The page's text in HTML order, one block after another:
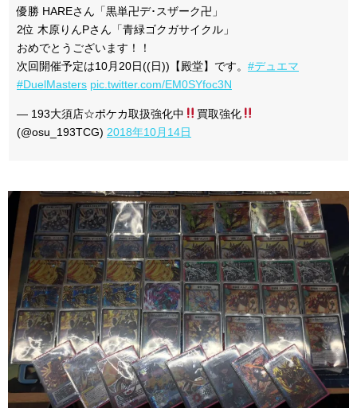
優勝 HAREさん「黒単卍デ･スザーク卍」
2位 木原りんPさん「青緑ゴクガサイクル」
おめでとうございます！！
次回開催予定は10月20日((日))【殿堂】です。 #デュエマ
#DuelMasters pic.twitter.com/EM0SYfoc3N
— 193大須店☆ポケカ取扱強化中
買取強化
(@osu_193TCG) 2018年10月14日